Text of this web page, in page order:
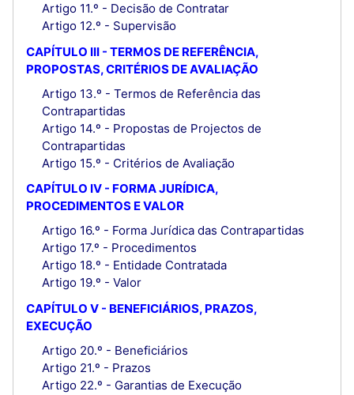
Artigo 11.º - Decisão de Contratar
Artigo 12.º - Supervisão
CAPÍTULO III - TERMOS DE REFERÊNCIA,
PROPOSTAS, CRITÉRIOS DE AVALIAÇÃO
Artigo 13.º - Termos de Referência das
Contrapartidas
Artigo 14.º - Propostas de Projectos de
Contrapartidas
Artigo 15.º - Critérios de Avaliação
CAPÍTULO IV - FORMA JURÍDICA,
PROCEDIMENTOS E VALOR
Artigo 16.º - Forma Jurídica das Contrapartidas
Artigo 17.º - Procedimentos
Artigo 18.º - Entidade Contratada
Artigo 19.º - Valor
CAPÍTULO V - BENEFICIÁRIOS, PRAZOS,
EXECUÇÃO
Artigo 20.º - Beneficiários
Artigo 21.º - Prazos
Artigo 22.º - Garantias de Execução